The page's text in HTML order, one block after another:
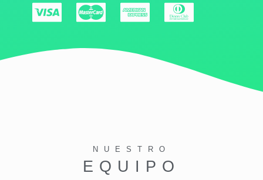
NUESTRO
EQUIPO